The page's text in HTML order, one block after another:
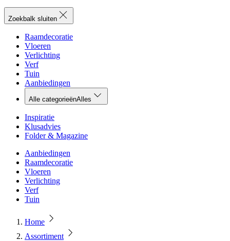
Zoekbalk sluiten
Raamdecoratie
Vloeren
Verlichting
Verf
Tuin
Aanbiedingen
Alle categorieënAlles
Inspiratie
Klusadvies
Folder & Magazine
Aanbiedingen
Raamdecoratie
Vloeren
Verlichting
Verf
Tuin
Home
Assortiment